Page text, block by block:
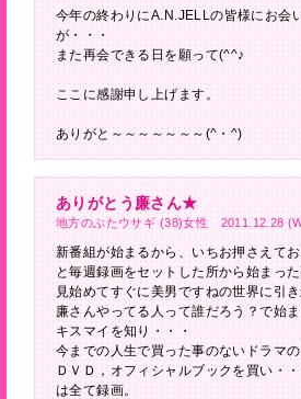
今年の終わりにA.N.JELLの皆様にお会
が・・・
また再会できる日を願って(^^♪
ここに感謝申し上げます。
ありがと～～～～～～～(^・^)
ありがとう廉さん★
地方のぶたウサギ (38)女性 2011.12.28
新番組が始まるから、いちお押さえてお
と毎週録画をセットした所から始まっ
見始めてすぐに美男ですねの世界に引
廉さんやってる人って誰だろう？で始
キスマイを知り・・・
今までの人生で買った事のないドラマ
ＤＶＤ，オフィシャルブックを買い・
は全て録画。